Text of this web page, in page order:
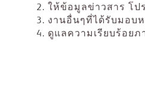
ให้ข้อมูลข่าวสาร โป
งานอื่นๆที่ได้รับมอบ
ดูแลความเรียบร้อยภ